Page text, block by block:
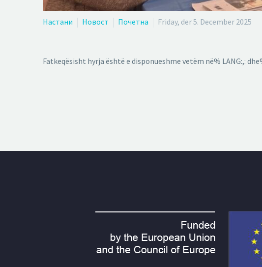
Настани Новост Почетна Friday, der 5. December 2025
Fatkeqësisht hyrja është e disponueshme vetëm në% LANG:,: